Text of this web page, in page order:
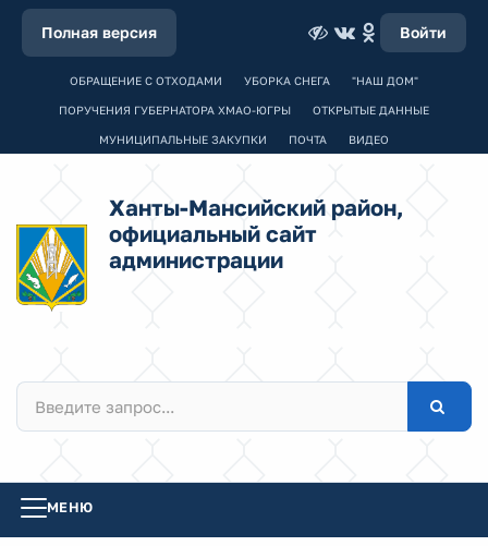
Полная версия Войти
ОБРАЩЕНИЕ С ОТХОДАМИ УБОРКА СНЕГА "НАШ ДОМ"
ПОРУЧЕНИЯ ГУБЕРНАТОРА ХМАО-ЮГРЫ ОТКРЫТЫЕ ДАННЫЕ
МУНИЦИПАЛЬНЫЕ ЗАКУПКИ ПОЧТА ВИДЕО
Ханты-Мансийский район,
официальный сайт
администрации
МЕНЮ